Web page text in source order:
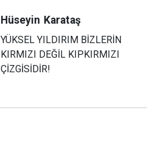
Hüseyin Karataş
YÜKSEL YILDIRIM BİZLERİN
KIRMIZI DEĞİL KIPKIRMIZI
ÇİZGİSİDİR!